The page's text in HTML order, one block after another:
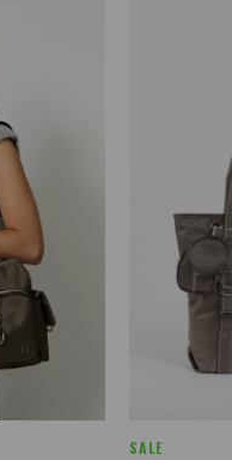
SALE